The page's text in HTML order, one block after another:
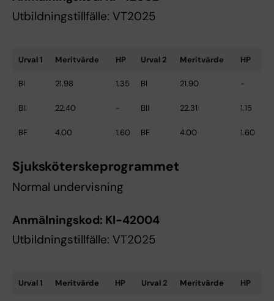
Utbildningstillfälle: VT2025
Urval 1 Meritvärde HP Urval 2 Meritvärde HP
BI 21.98 1.35 BI 21.90 -
BII 22.40 - BII 22.31 1.15
BF 4.00 1.60 BF 4.00 1.60
Sjuksköterskeprogrammet
Normal undervisning
Anmälningskod: KI-42004
Utbildningstillfälle: VT2025
Urval 1 Meritvärde HP Urval 2 Meritvärde HP